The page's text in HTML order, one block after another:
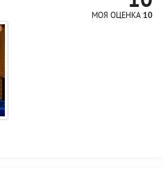
МОЯ ОЦЕНКА 10